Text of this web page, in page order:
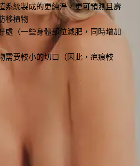
系統製成的更純淨，更可預測且壽
移植物
處（一些身體部位減肥，同時增加
需要較小的切口（因此，疤痕較